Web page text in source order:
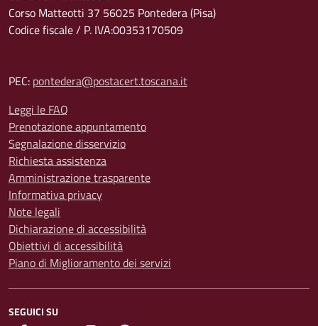
Corso Matteotti 37 56025 Pontedera (Pisa)
Codice fiscale / P. IVA:00353170509
PEC: pontedera@postacert.toscana.it
Leggi le FAQ
Prenotazione appuntamento
Segnalazione disservizio
Richiesta assistenza
Amministrazione trasparente
Informativa privacy
Note legali
Dichiarazione di accessibilità
Obiettivi di accessibilità
Piano di Miglioramento dei servizi
SEGUICI SU